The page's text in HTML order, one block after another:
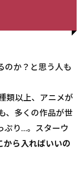
のか？と思う人も
類以上、アニメが
、多くの作品が世
ぷり…。スターウ
から入ればいいの